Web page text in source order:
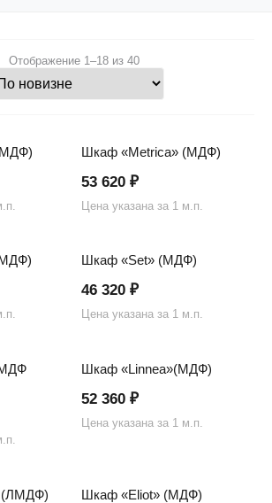
Отображение 1–18 из 40Сортировка:
недавние
Шкаф «Metrica» (МДФ)
53 620 ₽
Цена указана за 1 м.п.
Шкаф «Set» (МДФ)
46 320 ₽
Цена указана за 1 м.п.
Шкаф «Linnea»(МДФ)
52 360 ₽
Цена указана за 1 м.п.
(ЛМДФ) Шкаф «Eliot» (МДФ)